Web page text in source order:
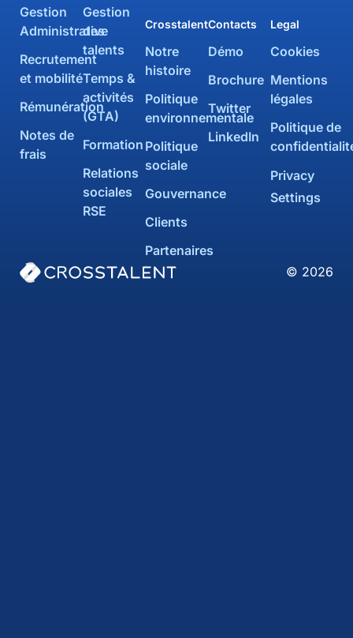
Crosstalent
Notre
histoire
Politique
environnementale
Politique
sociale
Gouvernance
Clients
Partenaires
Gestion
Administrative
Recrutement
et mobilité
Rémunération
Notes de
frais
Gestion
des
talents
Temps &
activités
(GTA)
Formation
Relations
sociales
RSE
Contacts
Démo
Brochure
Twitter
LinkedIn
Legal
Cookies
Mentions
légales
Politique de
Privacy
Settings
© 2026